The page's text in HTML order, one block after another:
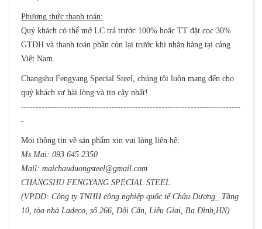
Phương thức thanh toán:
Quý khách có thể mở LC trả trước 100% hoặc TT đặt cọc 30%
GTĐH và thanh toán phần còn lại trước khi nhận hàng tại cảng
Việt Nam.
Changshu Fengyang Special Steel, chúng tôi luôn mang đến cho
quý khách sự hài lòng và tin cậy nhất!
---------------------------------------------------------------------------
-
Mọi thông tin về sản phẩm xin vui lòng liên hệ:
Ms Mai: 093 645 2350
Mail: maichauduongsteel@gmail.com
CHANGSHU FENGYANG SPECIAL STEEL
(VPĐD: Công ty TNHH công nghiệp quốc tế Châu Dương_ Tầng
10, tòa nhà Ladeco, số 266, Đội Cấn, Liễu Giai, Ba Đình,HN)